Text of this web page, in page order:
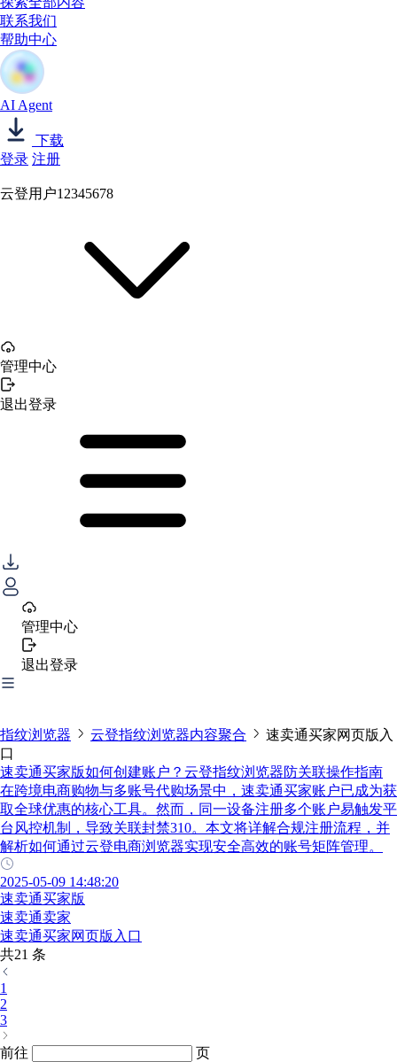
联系我们
帮助中心
AI Agent
下载
登录 注册
云登用户12345678
管理中心
退出登录
管理中心
退出登录
指纹浏览器 云登指纹浏览器内容聚合
速卖通买家网页版入
口
速卖通买家版如何创建账户？云登指纹浏览器防关联操作指南
在跨境电商购物与多账号代购场景中，速卖通买家账户已成为获
取全球优惠的核心工具。然而，同一设备注册多个账户易触发平
台风控机制，导致关联封禁310。本文将详解合规注册流程，并
解析如何通过云登电商浏览器实现安全高效的账号矩阵管理。
2025-05-09 14:48:20
速卖通买家版
速卖通卖家
速卖通买家网页版入口
共21 条
1
2
3
前往 页